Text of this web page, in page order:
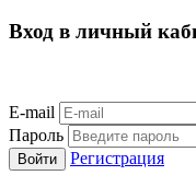
Вход в личный
E-mail
Пароль
Регистрация